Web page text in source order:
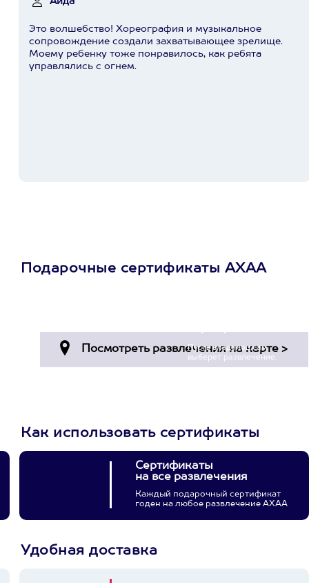
Это волшебство! Хореография и музыкальное
сопровождение создали захватывающее зрелище.
Моему ребенку тоже понравилось, как ребята
управлялись с огнем.
Подарочные сертификаты АХАА
Пусть владелец сам
выберет развлечение.
Как использовать сертификаты
Сертификаты
на все развлечения
Каждый подарочный сертификат
годен на любое развлечение АХАА
Удобная доставка